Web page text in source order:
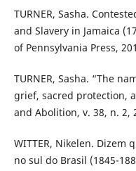
TURNER, Sasha.
and Slavery in Jamaica
of Pennsylvania Press,
TURNER, Sasha. “The
grief, sacred protection,
and Abolition, v. 38, n. 2,
WITTER, Nikelen. Dizem
no sul do Brasil (1845-